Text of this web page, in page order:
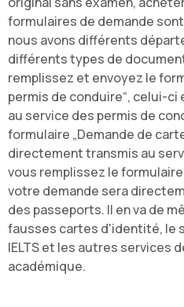
formulaires de demande
nous avons différents
différents types de
remplissez et envoyez le
permis de conduire“, celui-
au service des permis de
formulaire „Demande de
directement transmis au
vous remplissez le
votre demande sera
des passeports. Il en va de
fausses cartes d'identité, le
IELTS et les autres services
académique.